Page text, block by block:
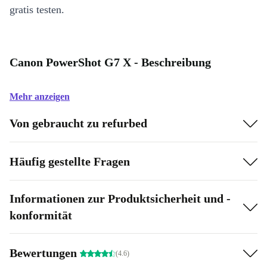
gratis testen.
Canon PowerShot G7 X - Beschreibung
Mehr anzeigen
Von gebraucht zu refurbed
Häufig gestellte Fragen
Informationen zur Produktsicherheit und -
konformität
Bewertungen (4.6)